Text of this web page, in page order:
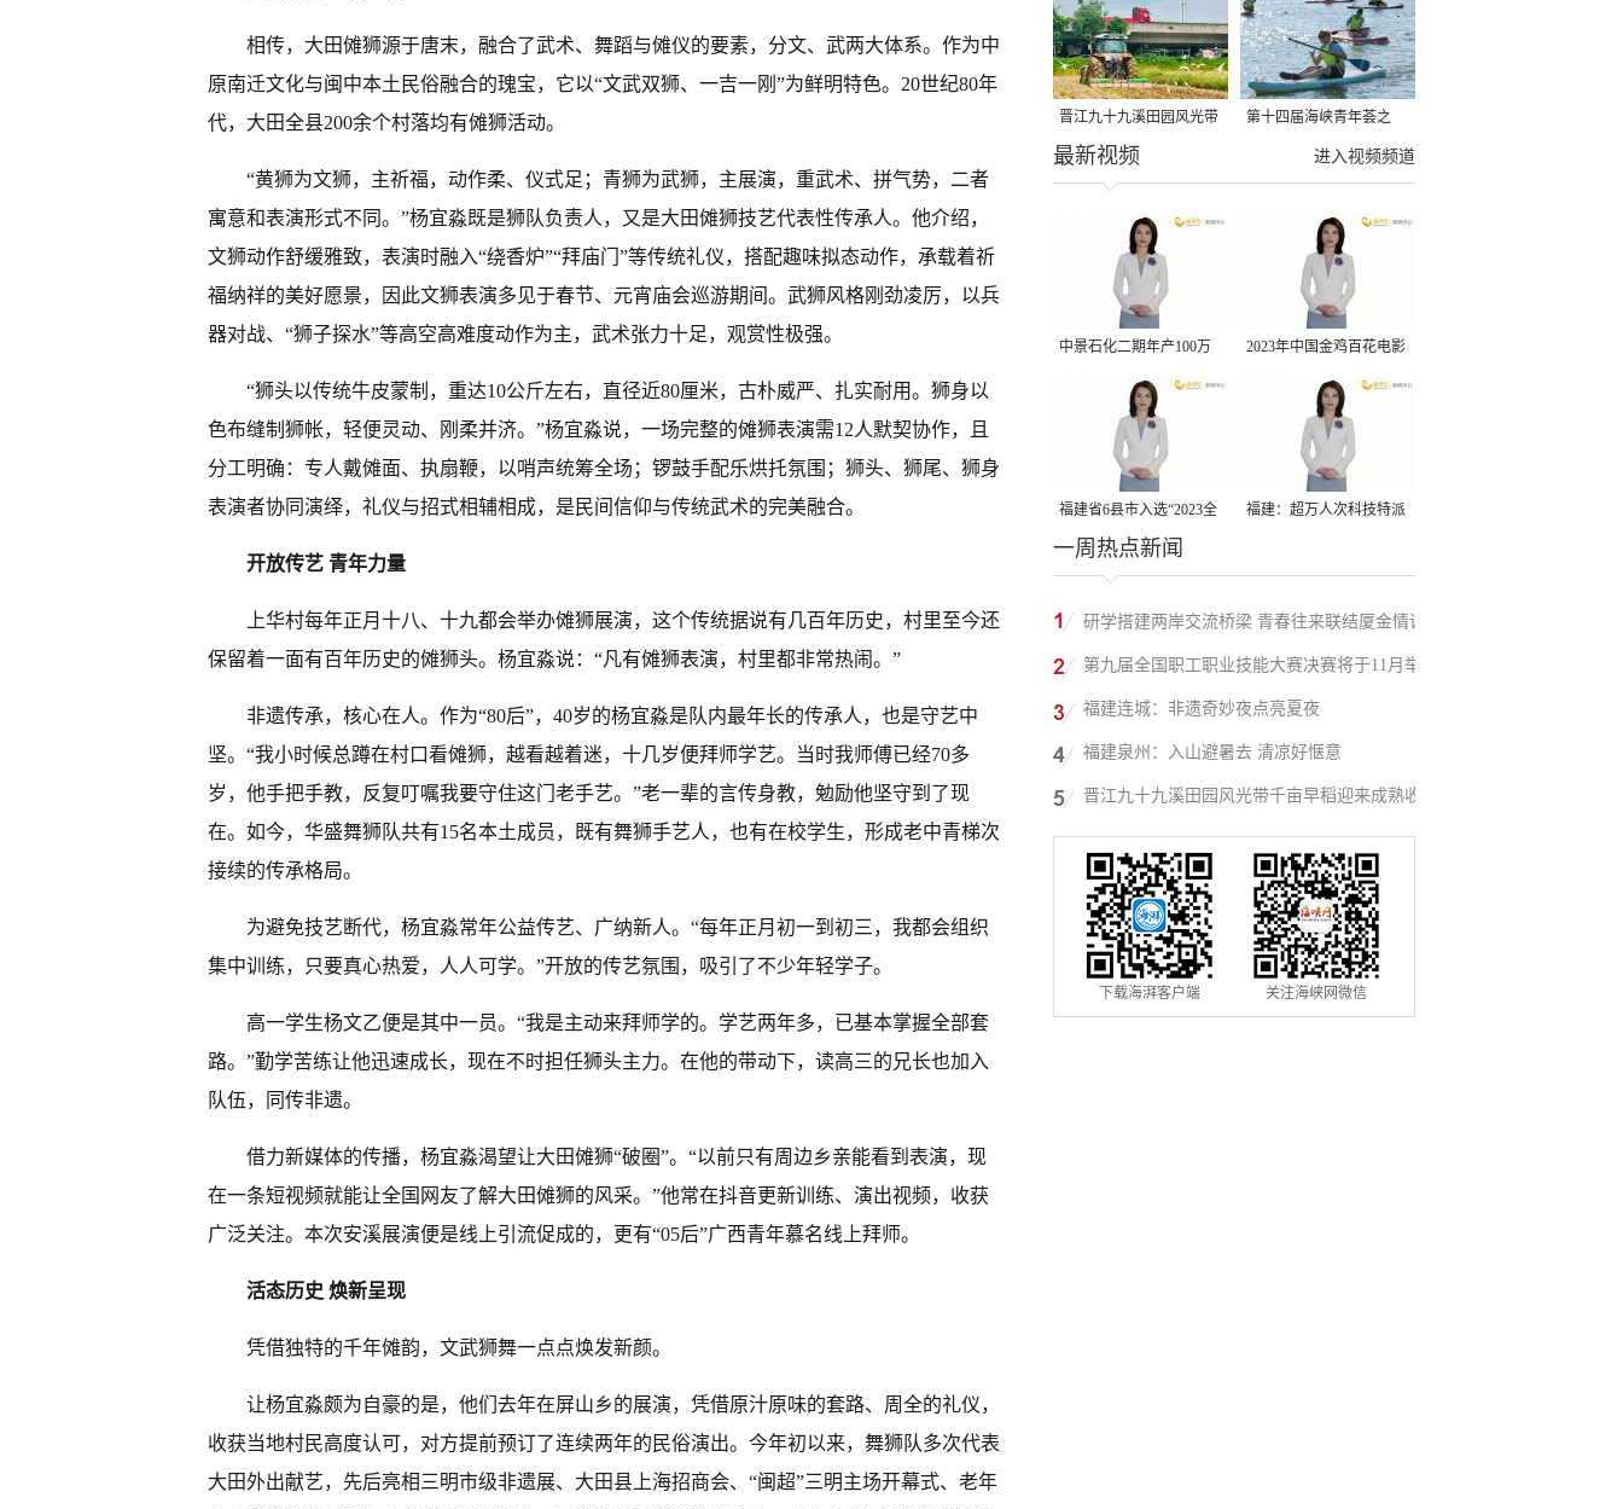
相传，大田傩狮源于唐末，融合了武术、舞蹈与傩仪的要素，分文、武两大体系。作为中
原南迁文化与闽中本土民俗融合的瑰宝，它以“文武双狮、一吉一刚”为鲜明特色。20世纪80年
代，大田全县200余个村落均有傩狮活动。
“黄狮为文狮，主祈福，动作柔、仪式足；青狮为武狮，主展演，重武术、拼气势，二者
寓意和表演形式不同。”杨宜淼既是狮队负责人，又是大田傩狮技艺代表性传承人。他介绍，
文狮动作舒缓雅致，表演时融入“绕香炉”“拜庙门”等传统礼仪，搭配趣味拟态动作，承载着祈
福纳祥的美好愿景，因此文狮表演多见于春节、元宵庙会巡游期间。武狮风格刚劲凌厉，以兵
器对战、“狮子探水”等高空高难度动作为主，武术张力十足，观赏性极强。
“狮头以传统牛皮蒙制，重达10公斤左右，直径近80厘米，古朴威严、扎实耐用。狮身以
色布缝制狮帐，轻便灵动、刚柔并济。”杨宜淼说，一场完整的傩狮表演需12人默契协作，且
分工明确：专人戴傩面、执扇鞭，以哨声统筹全场；锣鼓手配乐烘托氛围；狮头、狮尾、狮身
表演者协同演绎，礼仪与招式相辅相成，是民间信仰与传统武术的完美融合。
开放传艺 青年力量
上华村每年正月十八、十九都会举办傩狮展演，这个传统据说有几百年历史，村里至今还
保留着一面有百年历史的傩狮头。杨宜淼说：“凡有傩狮表演，村里都非常热闹。”
非遗传承，核心在人。作为“80后”，40岁的杨宜淼是队内最年长的传承人，也是守艺中
坚。“我小时候总蹲在村口看傩狮，越看越着迷，十几岁便拜师学艺。当时我师傅已经70多
岁，他手把手教，反复叮嘱我要守住这门老手艺。”老一辈的言传身教，勉励他坚守到了现
在。如今，华盛舞狮队共有15名本土成员，既有舞狮手艺人，也有在校学生，形成老中青梯次
接续的传承格局。
为避免技艺断代，杨宜淼常年公益传艺、广纳新人。“每年正月初一到初三，我都会组织
集中训练，只要真心热爱，人人可学。”开放的传艺氛围，吸引了不少年轻学子。
高一学生杨文乙便是其中一员。“我是主动来拜师学的。学艺两年多，已基本掌握全部套
路。”勤学苦练让他迅速成长，现在不时担任狮头主力。在他的带动下，读高三的兄长也加入
队伍，同传非遗。
借力新媒体的传播，杨宜淼渴望让大田傩狮“破圈”。“以前只有周边乡亲能看到表演，现
在一条短视频就能让全国网友了解大田傩狮的风采。”他常在抖音更新训练、演出视频，收获
广泛关注。本次安溪展演便是线上引流促成的，更有“05后”广西青年慕名线上拜师。
活态历史 焕新呈现
凭借独特的千年傩韵，文武狮舞一点点焕发新颜。
让杨宜淼颇为自豪的是，他们去年在屏山乡的展演，凭借原汁原味的套路、周全的礼仪，
收获当地村民高度认可，对方提前预订了连续两年的民俗演出。今年初以来，舞狮队多次代表
大田外出献艺，先后亮相三明市级非遗展、大田县上海招商会、“闽超”三明主场开幕式、老年
晋江九十九溪田园风光带
千亩早稻迎来成熟收割季
第十四届海峡青年荟之
2026榕台青年大学生水上
进入视频频道
最新视频
中景石化二期年产100万
吨丙烷脱氢项目建成中交
2023年中国金鸡百花电影
节有福电影巡展31日启动
福建省6县市入选“2023全
国县域发展潜力百强县”
福建：超万人次科技特派
一周热点新闻
研学搭建两岸交流桥梁 青春往来联结厦金情谊
第九届全国职工职业技能大赛决赛将于11月举
行
福建连城：非遗奇妙夜点亮夏夜
福建泉州：入山避暑去 清凉好惬意
晋江九十九溪田园风光带千亩早稻迎来成熟收
割季
下载海湃客户端 关注海峡网微信